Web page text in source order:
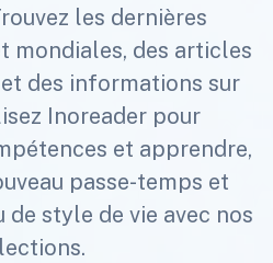
les dernières
mondiales, des articles
des informations sur
Inoreader pour
et apprendre,
passe-temps et
style de vie avec nos